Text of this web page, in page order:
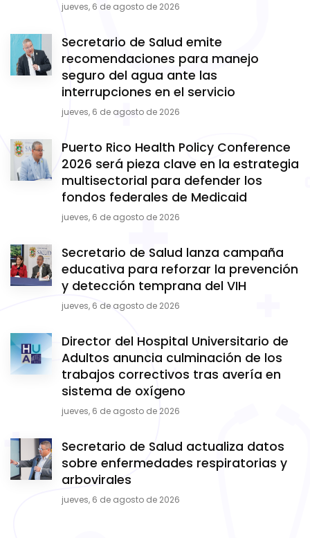
jueves, 6 de agosto de 2026
Secretario de Salud emite
recomendaciones para manejo
seguro del agua ante las
interrupciones en el servicio
jueves, 6 de agosto de 2026
Puerto Rico Health Policy Conference
2026 será pieza clave en la estrategia
multisectorial para defender los
fondos federales de Medicaid
jueves, 6 de agosto de 2026
Secretario de Salud lanza campaña
educativa para reforzar la prevención
y detección temprana del VIH
jueves, 6 de agosto de 2026
Director del Hospital Universitario de
Adultos anuncia culminación de los
trabajos correctivos tras avería en
sistema de oxígeno
jueves, 6 de agosto de 2026
Secretario de Salud actualiza datos
sobre enfermedades respiratorias y
arbovirales
jueves, 6 de agosto de 2026